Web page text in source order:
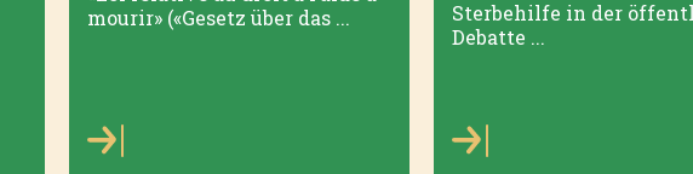
mourir» («Gesetz über das ...
Sterbehilfe in der
Debatte ...